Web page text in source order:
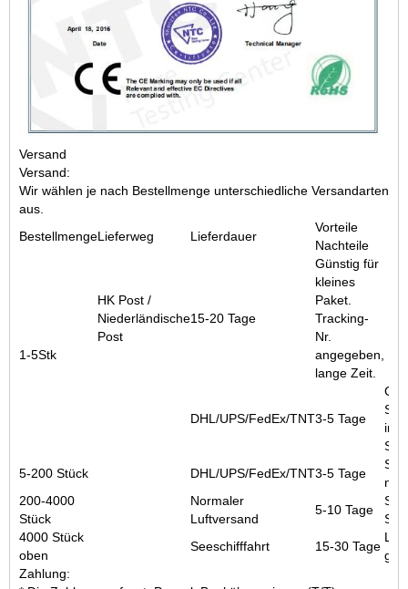
Versand
Versand:
Wir wählen je nach Bestellmenge unterschiedliche Versandarten
aus.
BestellmengeLieferweg Lieferdauer
Vorteile
Nachteile
1-5Stk
HK Post /
Niederländische
Post
15-20 Tage
Günstig für
kleines
Paket.
Tracking-
Nr.
angegeben,
lange Zeit.
DHL/UPS/FedEx/TNT3-5 Tage
5-200 Stück
DHL/UPS/FedEx/TNT3-5 Tage
200-4000
Stück
Normaler
Luftversand
5-10 Tage
4000 Stück
oben
Seeschifffahrt 15-30 Tage
Zahlung: